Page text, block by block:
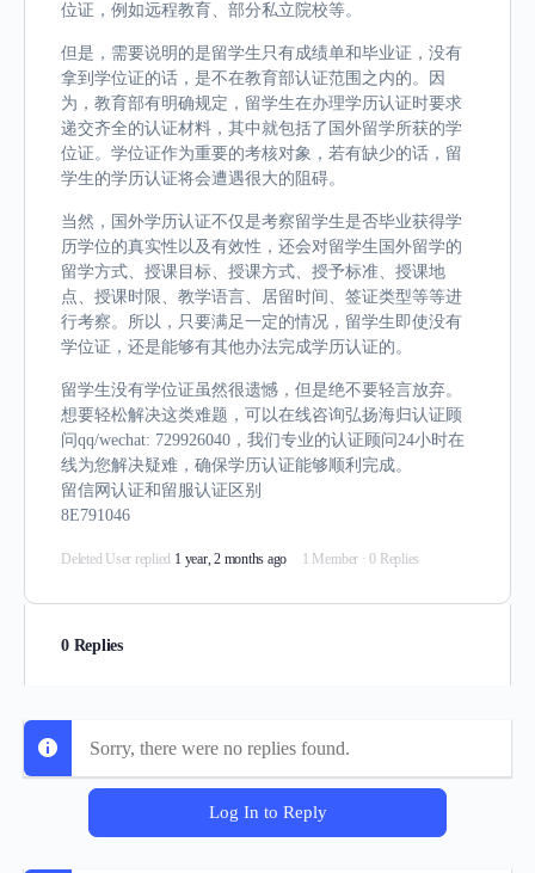
位证，例如远程教育、部分私立院校等。
但是，需要说明的是留学生只有成绩单和毕业证，没有
拿到学位证的话，是不在教育部认证范围之内的。因
为，教育部有明确规定，留学生在办理学历认证时要求
递交齐全的认证材料，其中就包括了国外留学所获的学
位证。学位证作为重要的考核对象，若有缺少的话，留
学生的学历认证将会遭遇很大的阻碍。
当然，国外学历认证不仅是考察留学生是否毕业获得学
历学位的真实性以及有效性，还会对留学生国外留学的
留学方式、授课目标、授课方式、授予标准、授课地
点、授课时限、教学语言、居留时间、签证类型等等进
行考察。所以，只要满足一定的情况，留学生即使没有
学位证，还是能够有其他办法完成学历认证的。
留学生没有学位证虽然很遗憾，但是绝不要轻言放弃。
想要轻松解决这类难题，可以在线咨询弘扬海归认证顾
问qq/wechat: 729926040，我们专业的认证顾问24小时在
线为您解决疑难，确保学历认证能够顺利完成。
留信网认证和留服认证区别
8E791046
Deleted User replied 1 year, 2 months ago 1 Member · 0 Replies
0 Replies
Sorry, there were no replies found.
Log In to Reply